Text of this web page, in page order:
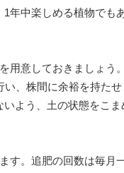
年中楽しめる植物でも
用意しておきましょう
、株間に余裕を持た
よう、土の状態をこ
す。追肥の回数は毎月